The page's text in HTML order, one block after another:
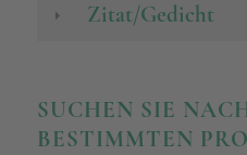
Zitat/Gedicht
SUCHEN SIE
BESTIMMTEN